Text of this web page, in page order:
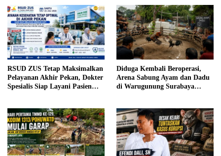
RSUD ZUS Tetap Maksimalkan
Pelayanan Akhir Pekan, Dokter
Spesialis Siap Layani Pasien
Diduga Kembali Beroperasi,
Arena Sabung Ayam dan Dadu
di Warugunung Surabaya